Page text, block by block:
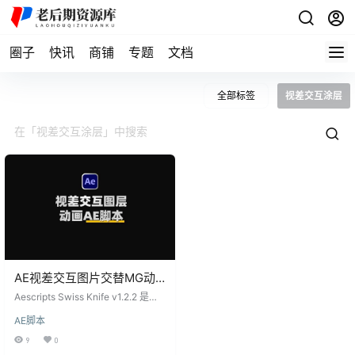
圈子 快讯 商铺 专题 文档
全部标签 视差交互涂层
AE视差交互图片交替MG动
画脚本 Aescripts Swiss
Aescripts Swiss Knife v1.2.2 是一
够以数千种组合方式使用。这些工
具分为4个组，包括视差效果（Para
AE脚本
9 0